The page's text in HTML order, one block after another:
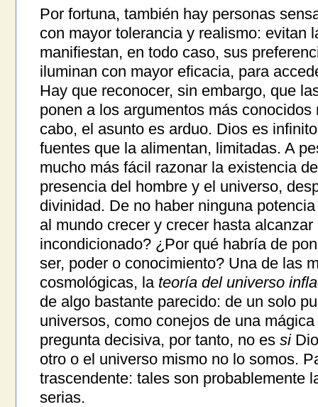
Por fortuna, también hay personas
con mayor tolerancia y realismo: evitan
manifiestan, en todo caso, sus
iluminan con mayor eficacia, para
Hay que reconocer, sin embargo, que
ponen a los argumentos más
cabo, el asunto es arduo. Dios es
fuentes que la alimentan, limitadas. A
mucho más fácil razonar la existencia
presencia del hombre y el universo,
divinidad. De no haber ninguna
al mundo crecer y crecer hasta
incondicionado? ¿Por qué habría de
ser, poder o conocimiento? Una de las
cosmológicas, la teoría del universo
de algo bastante parecido: de un solo
universos, como conejos de una
pregunta decisiva, por tanto, no es si
otro o el universo mismo no lo somos.
trascendente: tales son probablemente
serias.